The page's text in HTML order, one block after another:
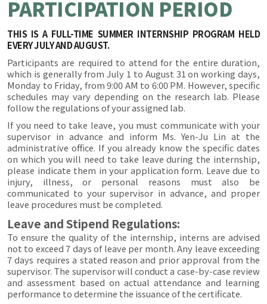
PARTICIPATION PERIOD
THIS IS A FULL-TIME SUMMER INTERNSHIP PROGRAM HELD
EVERY JULY AND AUGUST.
Participants are required to attend for the entire duration,
which is generally from July 1 to August 31 on working days,
Monday to Friday, from 9:00 AM to 6:00 PM. However, specific
schedules may vary depending on the research lab. Please
follow the regulations of your assigned lab.
If you need to take leave, you must communicate with your
supervisor in advance and inform Ms. Yen-Ju Lin at the
administrative office. If you already know the specific dates
on which you will need to take leave during the internship,
please indicate them in your application form. Leave due to
injury, illness, or personal reasons must also be
communicated to your supervisor in advance, and proper
leave procedures must be completed.
Leave and Stipend Regulations:
To ensure the quality of the internship, interns are advised
not to exceed 7 days of leave per month. Any leave exceeding
7 days requires a stated reason and prior approval from the
supervisor. The supervisor will conduct a case-by-case review
and assessment based on actual attendance and learning
performance to determine the issuance of the certificate.